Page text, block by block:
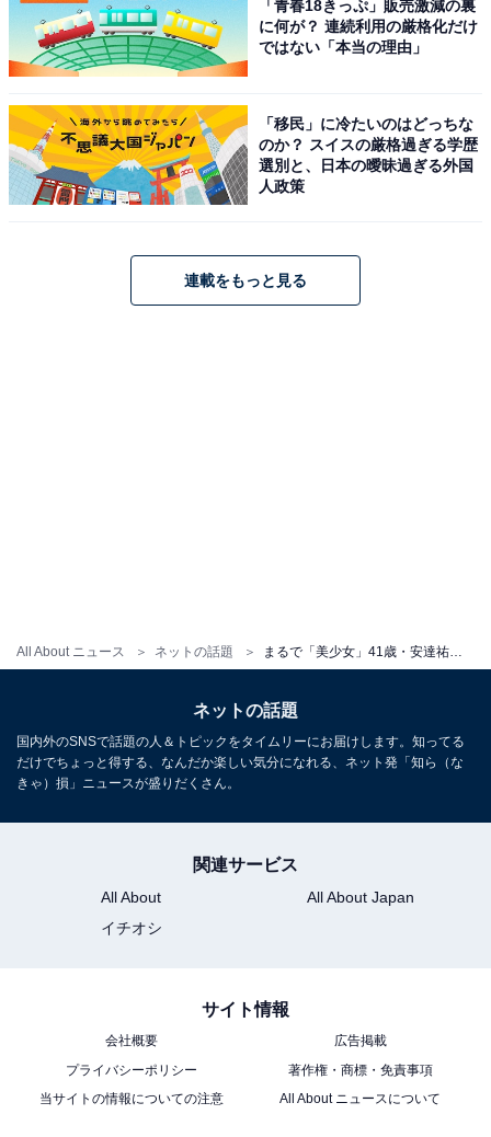
All About ニュース ネットの話題 まるで「美少女」41歳・安達祐実、ナース姿の“可愛すぎる”不意打ちショットに「ナースのお仕事の時から一片も変わってない」と話題
「青春18きっぷ」販売激減の裏
に何が？ 連続利用の厳格化だけ
ではない「本当の理由」
「移民」に冷たいのはどっちな
のか？ スイスの厳格過ぎる学歴
選別と、日本の曖昧過ぎる外国
人政策
連載をもっと見る
ネットの話題
国内外のSNSで話題の人＆トピックをタイムリーにお届けします。知ってる
だけでちょっと得する、なんだか楽しい気分になれる、ネット発「知ら（な
きゃ）損」ニュースが盛りだくさん。
関連サービス
All About
All About Japan
イチオシ
サイト情報
会社概要
広告掲載
プライバシーポリシー
著作権・商標・免責事項
当サイトの情報についての注意
All About ニュースについて